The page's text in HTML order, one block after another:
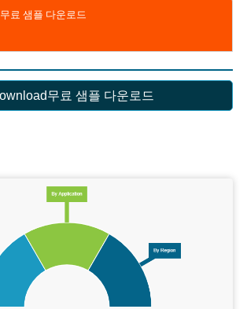
무료 샘플 다운로드
무료 샘플 다운로드